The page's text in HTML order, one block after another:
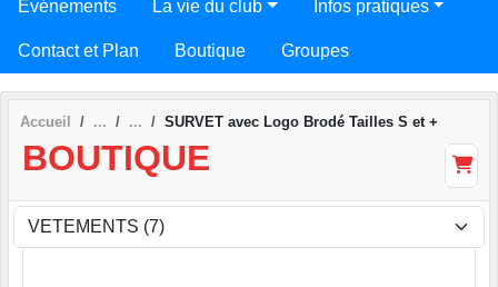
Evénements La vie du club Infos pratiques
Contact et Plan Boutique Groupes
Accueil SURVET avec Logo Brodé Tailles S et +
BOUTIQUE